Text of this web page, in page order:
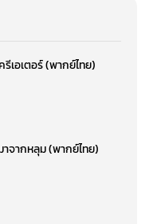
เอเตอร์ (พากย์ไทย)
จากหลุม (พากย์ไทย)